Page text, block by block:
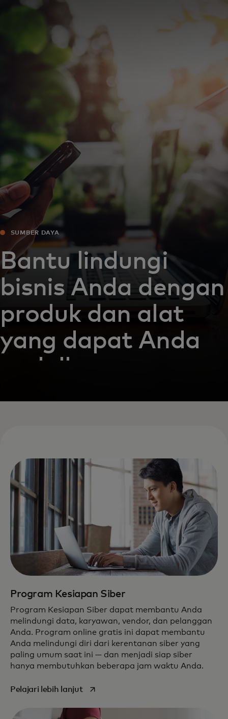
Untuk Anda
Untuk bisnis
Untuk dunia
Untuk inovator
Berita dan tren
SUMBER DAYA
Bantu lindungi
bisnis Anda dengan
produk dan alat
yang dapat Anda
andalkan
Program Kesiapan Siber
Program Kesiapan Siber dapat membantu Anda
melindungi data, karyawan, vendor, dan pelanggan
Anda. Program online gratis ini dapat membantu
Anda melindungi diri dari kerentanan siber yang
paling umum saat ini — dan menjadi siap siber
hanya membutuhkan beberapa jam waktu Anda.
Pelajari lebih lanjutopens in a new tab